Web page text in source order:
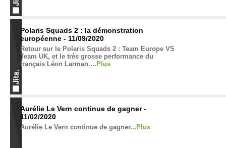
Polaris Squads 2 : la démonstration
européenne - 11/09/2020
Retour sur le Polaris Squads 2 : Team Europe VS
Team UK, et le très grosse performance du
français Léon Larman.... Plus
Aurélie Le Vern continue de gagner -
11/02/2020
Aurélie Le Vern continue de gagner... Plus